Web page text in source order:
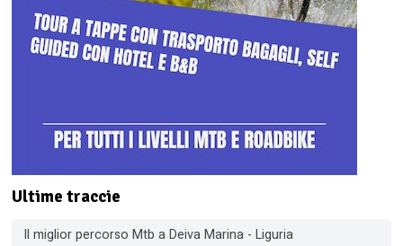
Ultime traccie
Il miglior percorso Mtb a Deiva Marina - Liguria